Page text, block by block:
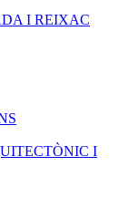
I REIXAC
I